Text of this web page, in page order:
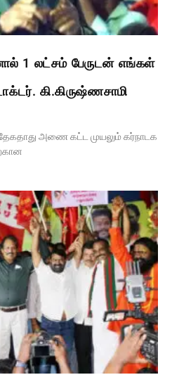
1 லட்சம் பேருடன் எங்கள்
கி.கிருஷ்ணசாமி
அணை கட்ட முயலும் கர்நாடக